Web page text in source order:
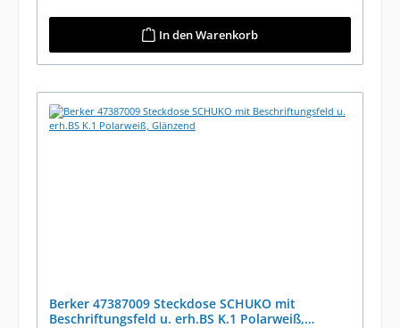
In den Warenkorb
Berker 47387009 Steckdose SCHUKO mit
Beschriftungsfeld u. erh.BS K.1 Polarweiß,